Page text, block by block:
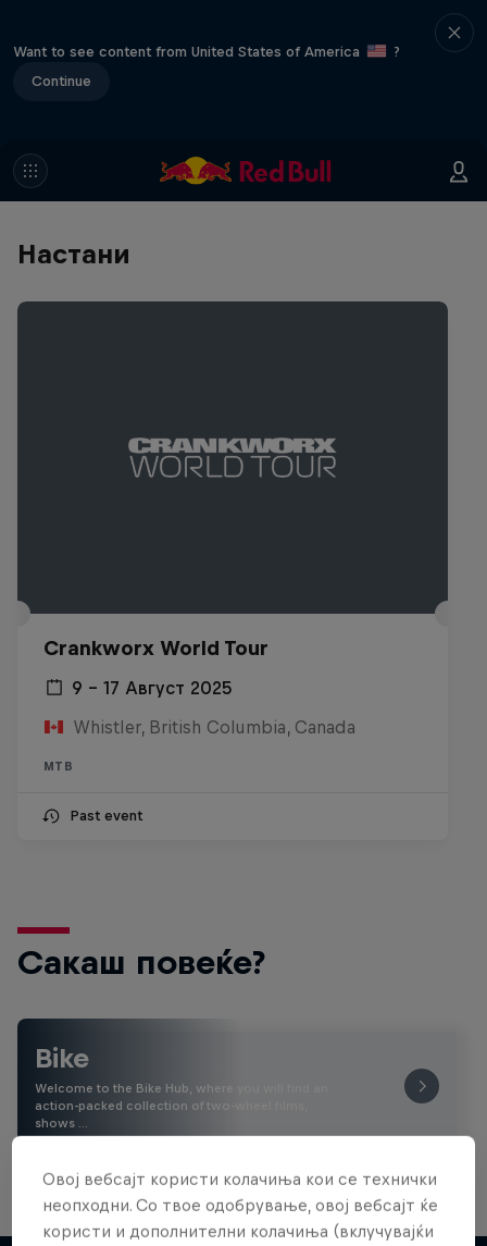
Want to see content from United States of America
?
Continue
Настани
Crankworx World Tour
9 – 17 Август 2025
Whistler, British Columbia, Canada
MTB
Past event
Сакаш повеќе?
Bike
Welcome to the Bike Hub, where you will find an
action-packed collection of two-wheel films,
shows …
Овој вебсајт користи колачиња кои се технички
неопходни. Со твое одобрување, овој вебсајт ќе
користи и дополнителни колачиња (вклучувајќи